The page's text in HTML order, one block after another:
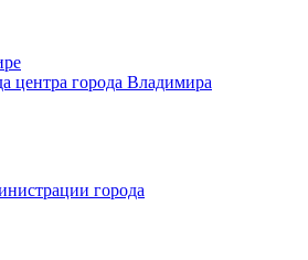
центра города Владимира
города